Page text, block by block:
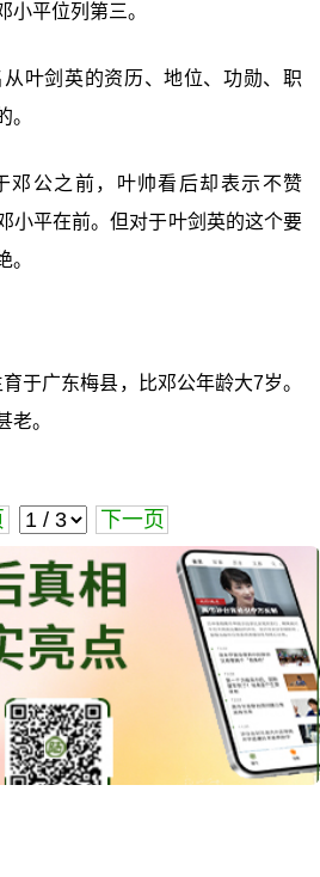
小平位列第三。
叶剑英的资历、地位、功勋、职
。
邓公之前，叶帅看后却表示不赞
小平在前。但对于叶剑英的这个要
。
于广东梅县，比邓公年龄大7岁。
老。
下一页